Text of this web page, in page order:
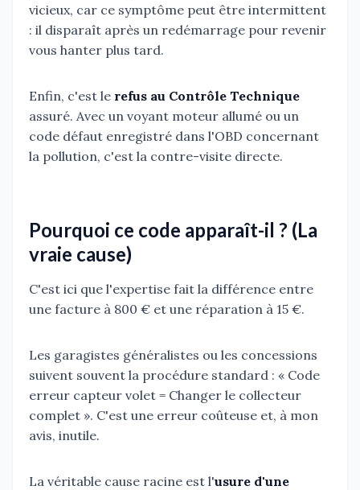
vicieux, car ce symptôme peut être intermittent
: il disparaît après un redémarrage pour revenir
vous hanter plus tard.
Enfin, c'est le refus au Contrôle Technique
assuré. Avec un voyant moteur allumé ou un
code défaut enregistré dans l'OBD concernant
la pollution, c'est la contre-visite directe.
Pourquoi ce code apparaît-il ? (La
vraie cause)
C'est ici que l'expertise fait la différence entre
une facture à 800 € et une réparation à 15 €.
Les garagistes généralistes ou les concessions
suivent souvent la procédure standard : « Code
erreur capteur volet = Changer le collecteur
complet ». C'est une erreur coûteuse et, à mon
avis, inutile.
La véritable cause racine est l'usure d'une